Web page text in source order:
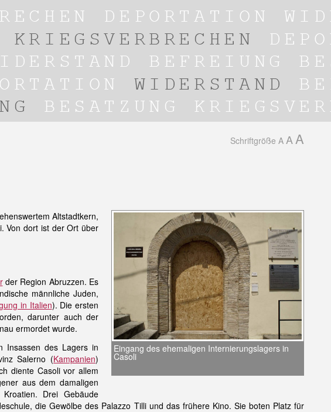
Schriftgröße A A A
Eingang des ehemaligen Internierungslagers in
Casoli
Altstadtkern,
Von dort ist der Ort über
der Region Abruzzen. Es
männliche Juden,
in Italien). Die ersten
darunter auch der
ermordet wurde.
Insassen des Lagers in
Salerno (Kampanien)
diente Casoli vor allem
aus dem damaligen
Drei Gebäude
die Gewölbe des Palazzo Tilli und das frühere Kino. Sie boten Platz für